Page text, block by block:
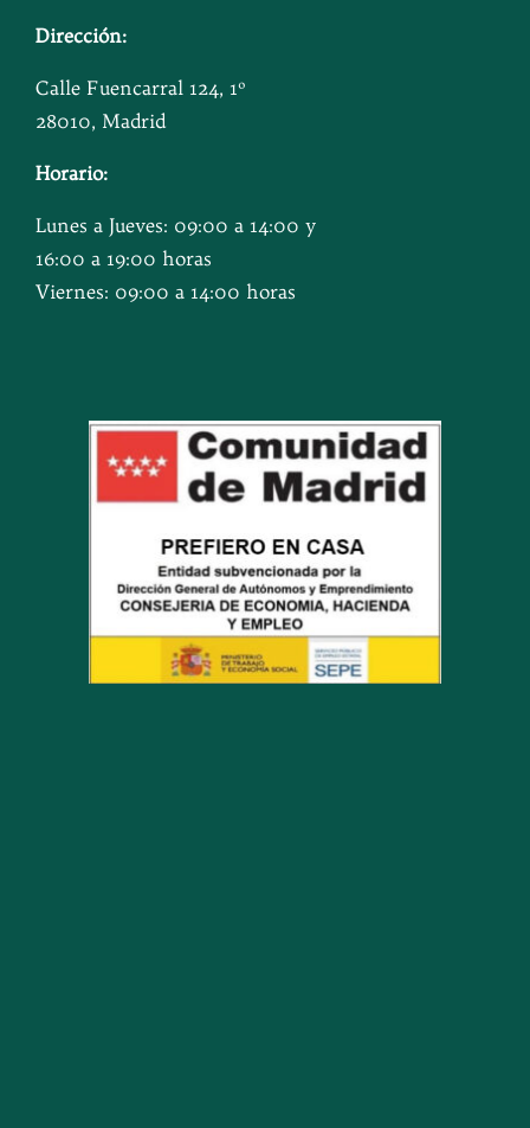
Dirección:
Calle Fuencarral 124, 1º
28010, Madrid
Horario:
Lunes a Jueves: 09:00 a 14:00 y
16:00 a 19:00 horas
Viernes: 09:00 a 14:00 horas